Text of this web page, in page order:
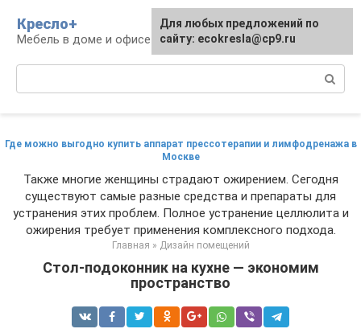
контенту
Кресло+
Мебель в доме и офисе
Где можно выгодно купить аппарат прессотерапии и лимфодренажа в
Москве
Также многие женщины страдают ожирением. Сегодня
существуют самые разные средства и препараты для
устранения этих проблем. Полное устранение целлюлита и
ожирения требует применения комплексного подхода.
Главная » Дизайн помещений
Стол-подоконник на кухне — экономим
пространство
Для любых предложений по
сайту: ecokresla@cp9.ru